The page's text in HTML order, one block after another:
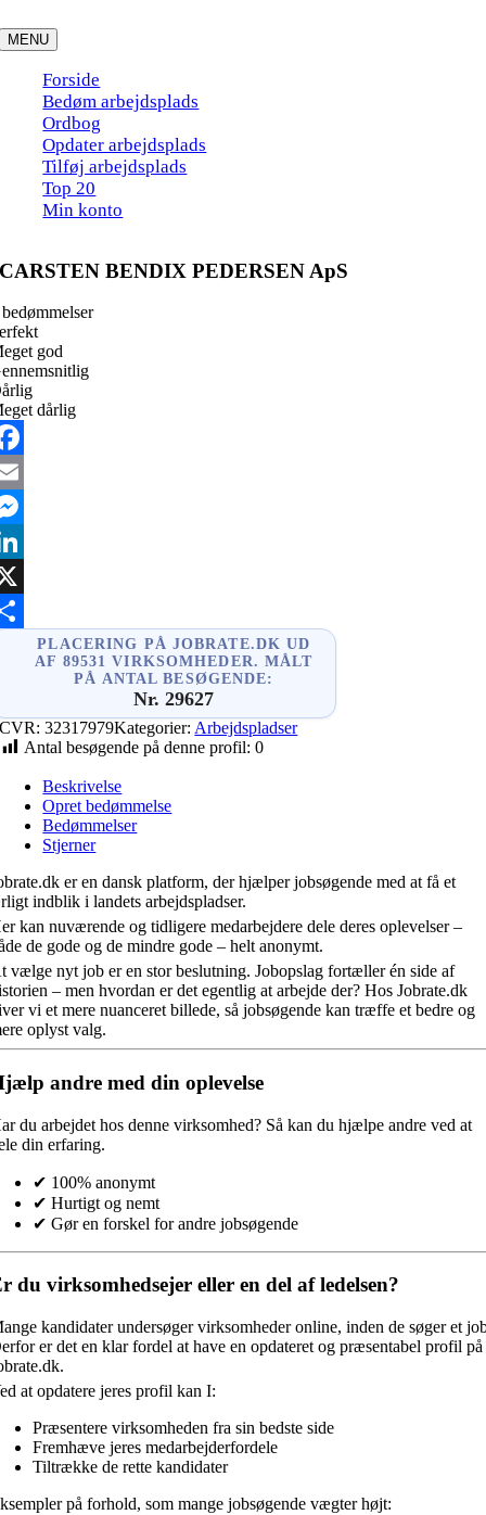
to
content
MENU
Forside
Bedøm arbejdsplads
Ordbog
Opdater arbejdsplads
Tilføj arbejdsplads
Top 20
Min konto
CARSTEN BENDIX PEDERSEN ApS
god
dårlig
PLACERING PÅ JOBRATE.DK UD
AF 89531 VIRKSOMHEDER. MÅLT
PÅ ANTAL BESØGENDE:
Nr. 29627
CVR:32317979Kategorier: Arbejdspladser
Antal besøgende på denne profil: 0
Beskrivelse
Opret bedømmelse
Bedømmelser
Stjerner
er en dansk platform, der hjælper jobsøgende med at få et
indblik i landets arbejdspladser.
kan nuværende og tidligere medarbejdere dele deres oplevelser –
de gode og de mindre gode – helt anonymt.
vælge nyt job er en stor beslutning. Jobopslag fortæller én side af
– men hvordan er det egentlig at arbejde der? Hos Jobrate.dk
vi et mere nuanceret billede, så jobsøgende kan træffe et bedre og
oplyst valg.
andre med din oplevelse
du arbejdet hos denne virksomhed? Så kan du hjælpe andre ved at
din erfaring.
✔ 100% anonymt
✔ Hurtigt og nemt
✔ Gør en forskel for andre jobsøgende
du virksomhedsejer eller en del af ledelsen?
kandidater undersøger virksomheder online, inden de søger et
er det en klar fordel at have en opdateret og præsentabel profil på
at opdatere jeres profil kan I:
Præsentere virksomheden fra sin bedste side
Fremhæve jeres medarbejderfordele
Tiltrække de rette kandidater
på forhold, som mange jobsøgende vægter højt: